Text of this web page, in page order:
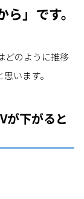
」です。
どのように推移
います。
が下がると